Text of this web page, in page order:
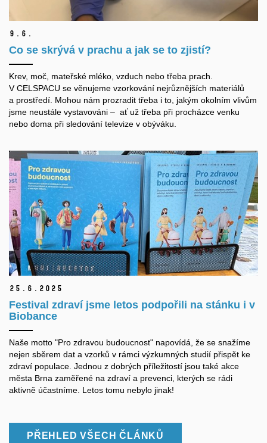
9. 6.
Co se skrývá v prachu a jak se to zjistí?
Krev, moč, mateřské mléko, vzduch nebo třeba prach.
V CELSPACU se věnujeme vzorkování nejrůznějších materiálů
a prostředí. Mohou nám prozradit třeba i to, jakým okolním vlivům
jsme neustále vystavováni – ať už třeba při procházce venku
nebo doma při sledování televize v obýváku.
25. 6. 2025
Festival zdraví jsme letos podpořili na stánku i v
Biobance
Naše motto "Pro zdravou budoucnost" napovídá, že se snažíme
nejen sběrem dat a vzorků v rámci výzkumných studií přispět ke
zdraví populace. Jednou z dobrých příležitostí jsou také akce
města Brna zaměřené na zdraví a prevenci, kterých se rádi
aktivně účastníme. Letos tomu nebylo jinak!
PŘEHLED VŠECH ČLÁNKŮ